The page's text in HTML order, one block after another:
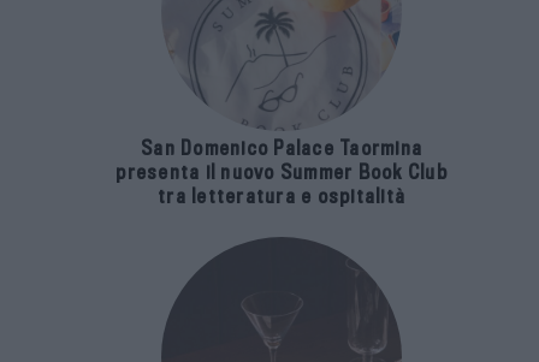
San Domenico Palace Taormina
presenta il nuovo Summer Book Club
tra letteratura e ospitalità